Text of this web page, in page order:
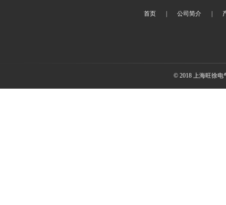
首页 公司简介
© 2018 上海旺徐